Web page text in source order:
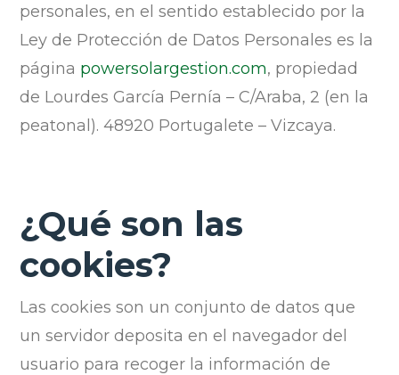
personales, en el sentido establecido por la
Ley de Protección de Datos Personales es la
página powersolargestion.com, propiedad
de Lourdes García Pernía – C/Araba, 2 (en la
peatonal). 48920 Portugalete – Vizcaya.
¿Qué son las
cookies?
Las cookies son un conjunto de datos que
un servidor deposita en el navegador del
usuario para recoger la información de